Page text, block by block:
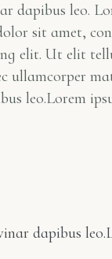
dapibus leo.
sit amet,
elit. Ut elit
ullamcorper
leo.Lorem
dapibus